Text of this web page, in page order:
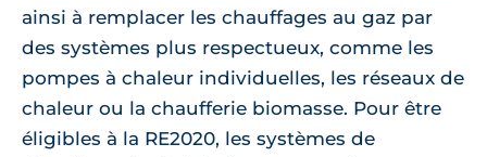
ainsi à remplacer les chauffages au gaz par
des systèmes plus respectueux, comme les
pompes à chaleur individuelles, les réseaux de
chaleur ou la chaufferie biomasse. Pour être
éligibles à la RE2020, les systèmes de